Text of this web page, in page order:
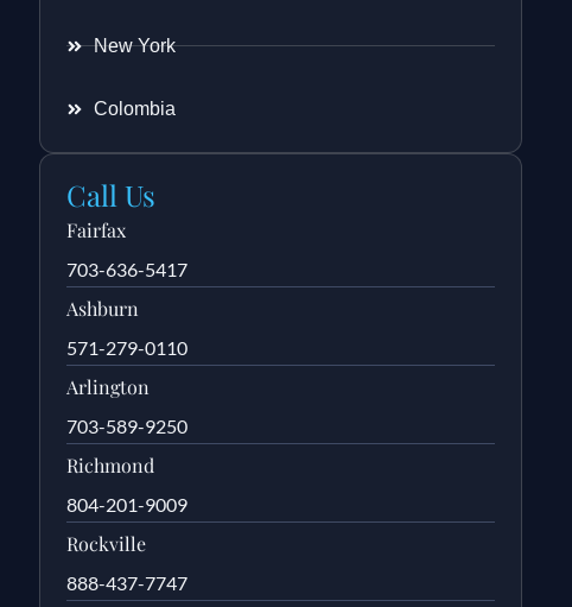
New York
Colombia
Call Us
Fairfax
703-636-5417
Ashburn
571-279-0110
Arlington
703-589-9250
Richmond
804-201-9009
Rockville
888-437-7747